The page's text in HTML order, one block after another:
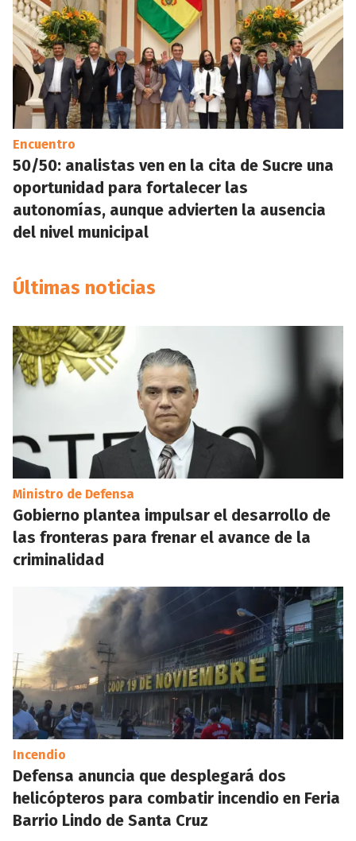
Encuentro
50/50: analistas ven en la cita de Sucre una
oportunidad para fortalecer las
autonomías, aunque advierten la ausencia
del nivel municipal
Últimas noticias
Ministro de Defensa
Gobierno plantea impulsar el desarrollo de
las fronteras para frenar el avance de la
criminalidad
Incendio
Defensa anuncia que desplegará dos
helicópteros para combatir incendio en Feria
Barrio Lindo de Santa Cruz